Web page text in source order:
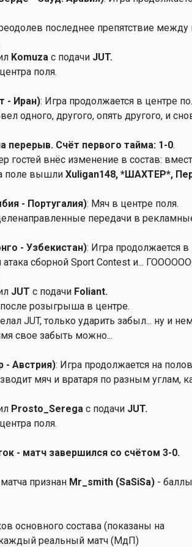
последнее препятствие между
Komuza с подачи JUT.
поля.
- Иран): Игра продолжается в центре
одного, другого, опять другого, и
перерыв. Счёт первого тайма: 1-0.
гостей внёс изменение в состав:
поле вышли Xuligan148, *ШАХТЕР*,
- Португалия): Мяч в центре поля.
передачи в
- Узбекистан): Игра продолжается в
атака сборной Sport Contest и...
JUT с подачи Foliant.
розыгрыша в центре.
JUT, только ударить забыл... ну и
свое забыть можно...
- Австрия): Игра продолжается на
мяч и вратаря по разным углам,
Prosto_Serega с подачи JUT.
поля.
- матч завершился со счётом 3-0.
признан Mr_smith (SaSiSa) -
основного состава (показаны на
реальный матч (МдП)